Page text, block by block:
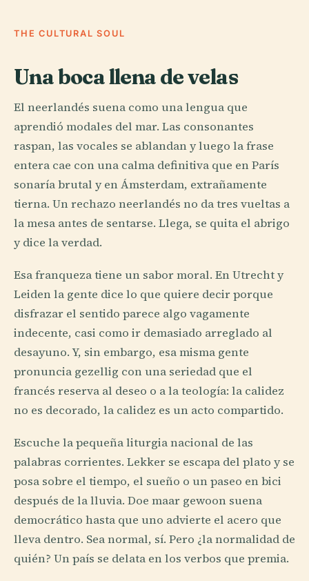
THE CULTURAL SOUL
Una boca llena de velas
El neerlandés suena como una lengua que
aprendió modales del mar. Las consonantes
raspan, las vocales se ablandan y luego la frase
entera cae con una calma definitiva que en París
sonaría brutal y en Ámsterdam, extrañamente
tierna. Un rechazo neerlandés no da tres vueltas a
la mesa antes de sentarse. Llega, se quita el abrigo
y dice la verdad.
Esa franqueza tiene un sabor moral. En Utrecht y
Leiden la gente dice lo que quiere decir porque
disfrazar el sentido parece algo vagamente
indecente, casi como ir demasiado arreglado al
desayuno. Y, sin embargo, esa misma gente
pronuncia gezellig con una seriedad que el
francés reserva al deseo o a la teología: la calidez
no es decorado, la calidez es un acto compartido.
Escuche la pequeña liturgia nacional de las
palabras corrientes. Lekker se escapa del plato y se
posa sobre el tiempo, el sueño o un paseo en bici
después de la lluvia. Doe maar gewoon suena
democrático hasta que uno advierte el acero que
lleva dentro. Sea normal, sí. Pero ¿la normalidad de
quién? Un país se delata en los verbos que premia.